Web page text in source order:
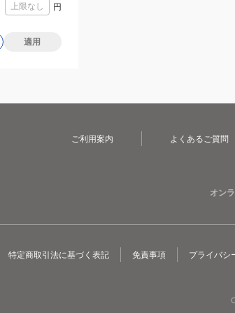
円
適用
ご利用案内 よくあるご質問
オン
特定商取引法に基づく表記 免責事項 プライバシ